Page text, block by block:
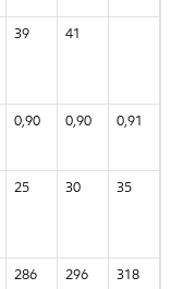
39 41
0,90 0,90 0,91
25 30 35
286 296 318